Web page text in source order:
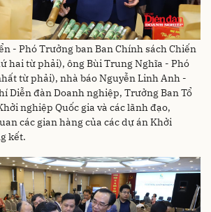
- Phó Trưởng ban Ban Chính sách Chiến
hai từ phải), ông Bùi Trung Nghĩa - Phó
từ phải), nhà báo Nguyễn Linh Anh -
Diễn đàn Doanh nghiệp, Trưởng Ban Tổ
nghiệp Quốc gia và các lãnh đạo,
các gian hàng của các dự án Khởi
kết.